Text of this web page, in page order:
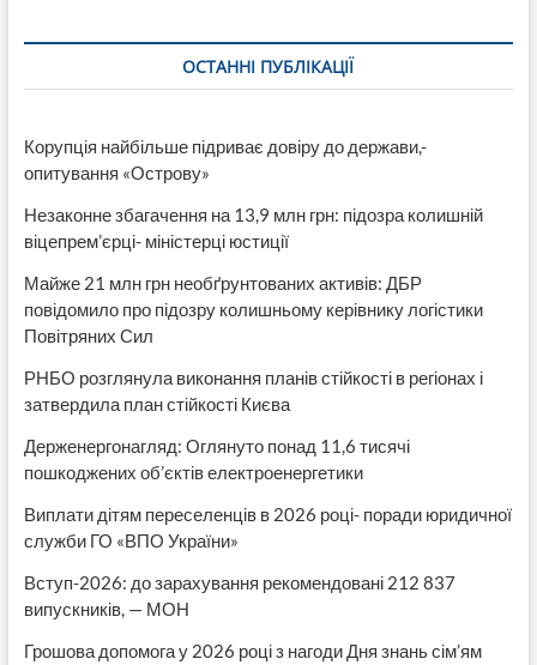
ОСТАННІ ПУБЛІКАЦІЇ
Корупція найбільше підриває довіру до держави,-
опитування «Острову»
Незаконне збагачення на 13,9 млн грн: підозра колишній
віцепрем’єрці- міністерці юстиції
Майже 21 млн грн необґрунтованих активів: ДБР
повідомило про підозру колишньому керівнику логістики
Повітряних Сил
РНБО розглянула виконання планів стійкості в регіонах і
затвердила план стійкості Києва
Держенергонагляд: Оглянуто понад 11,6 тисячі
пошкоджених об’єктів електроенергетики
Виплати дітям переселенців в 2026 році- поради юридичної
служби ГО «ВПО України»
Вступ-2026: до зарахування рекомендовані 212 837
випускників, — МОН
Грошова допомога у 2026 році з нагоди Дня знань сім’ям